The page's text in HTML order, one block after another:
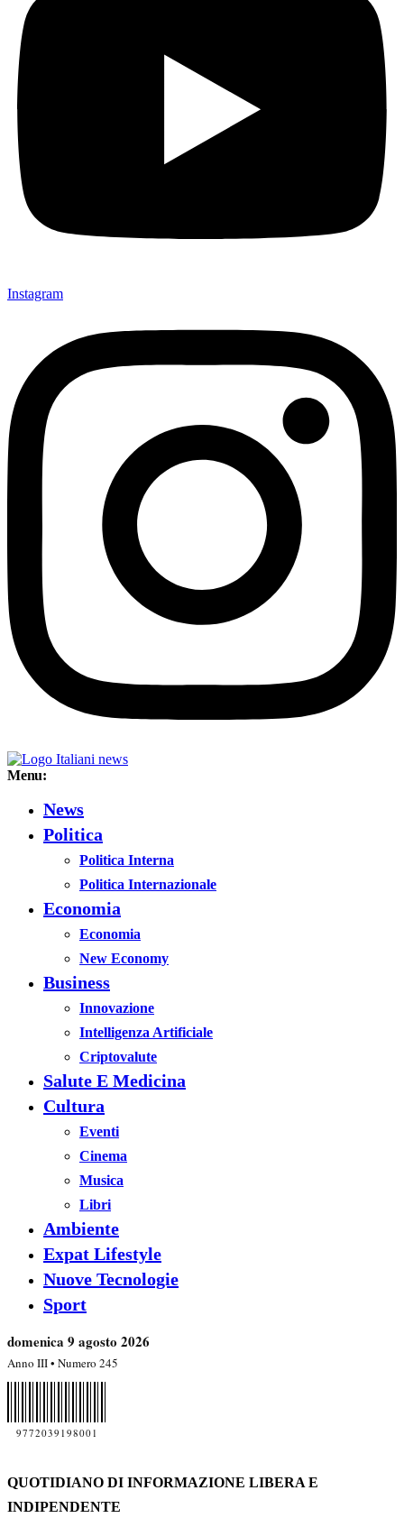
Instagram
Menu:
News
Politica
Politica Interna
Politica Internazionale
Economia
Economia
New Economy
Business
Innovazione
Intelligenza Artificiale
Criptovalute
Salute E Medicina
Cultura
Eventi
Cinema
Musica
Libri
Ambiente
Expat Lifestyle
Nuove Tecnologie
Sport
domenica 9 agosto 2026
Anno III • Numero 245
9772039198001
QUOTIDIANO DI INFORMAZIONE LIBERA E
INDIPENDENTE